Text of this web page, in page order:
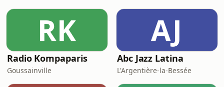
RK
Radio Kompaparis
Goussainville
AJ
Abc Jazz Latina
L'Argentière-la-Bessée